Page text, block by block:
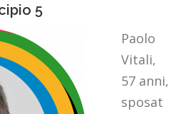
CONTATTACI
5
Paolo
Vitali,
57 anni,
sposat